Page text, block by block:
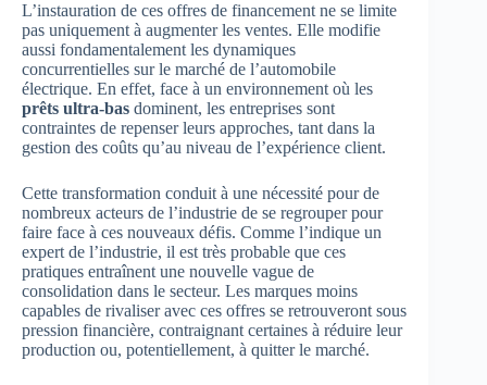
L’instauration de ces offres de financement ne se limite
pas uniquement à augmenter les ventes. Elle modifie
aussi fondamentalement les dynamiques
concurrentielles sur le marché de l’automobile
électrique. En effet, face à un environnement où les
prêts ultra-bas dominent, les entreprises sont
contraintes de repenser leurs approches, tant dans la
gestion des coûts qu’au niveau de l’expérience client.
Cette transformation conduit à une nécessité pour de
nombreux acteurs de l’industrie de se regrouper pour
faire face à ces nouveaux défis. Comme l’indique un
expert de l’industrie, il est très probable que ces
pratiques entraînent une nouvelle vague de
consolidation dans le secteur. Les marques moins
capables de rivaliser avec ces offres se retrouveront sous
pression financière, contraignant certaines à réduire leur
production ou, potentiellement, à quitter le marché.